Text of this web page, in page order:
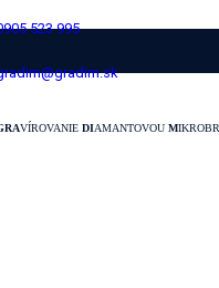
523 995
VÍROVANIE DIAMANTOVOU M